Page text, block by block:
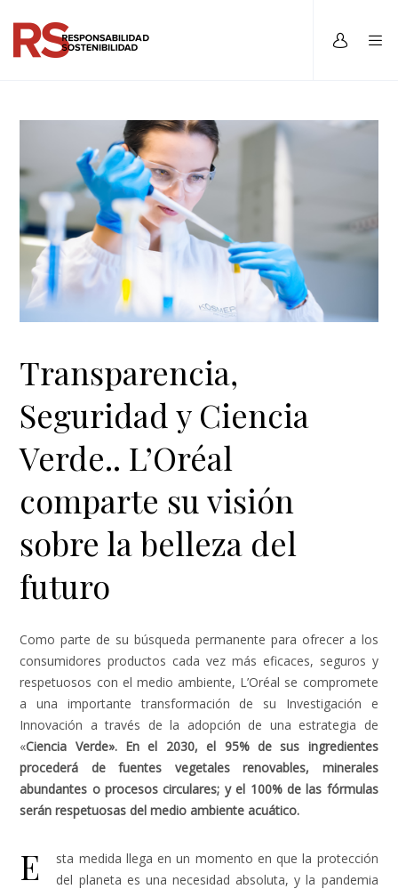
Transparencia,
Seguridad y Ciencia
Verde.. L’Oréal
comparte su visión
sobre la belleza del
futuro
Como parte de su búsqueda permanente para ofrecer a los
consumidores productos cada vez más eficaces, seguros y
respetuosos con el medio ambiente, L’Oréal se compromete
a una importante transformación de su Investigación e
Innovación a través de la adopción de una estrategia de
«Ciencia Verde». En el 2030, el 95% de sus ingredientes
procederá de fuentes vegetales renovables, minerales
abundantes o procesos circulares; y el 100% de las fórmulas
serán respetuosas del medio ambiente acuático.
E
sta medida llega en un momento en que la protección
del planeta es una necesidad absoluta, y la pandemia